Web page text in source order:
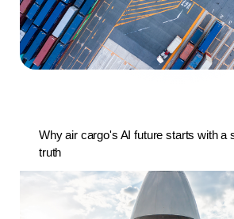
Why air cargo's AI future starts with a
truth